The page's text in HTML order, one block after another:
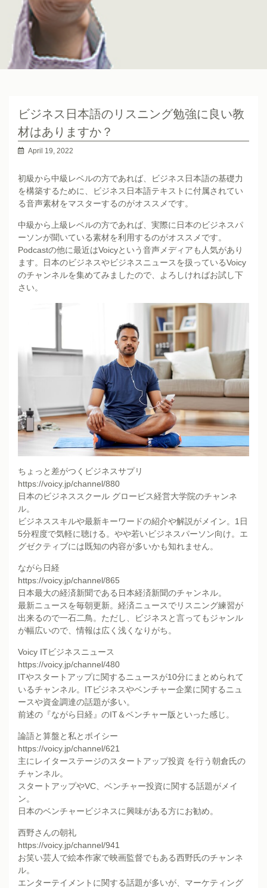
ビジネス日本語のリスニング勉強に良い教
材はありますか？
April 19, 2022
初級から中級レベルの方であれば、ビジネス日本語の基礎力
を構築するために、ビジネス日本語テキストに付属されてい
る音声素材をマスターするのがオススメです。
中級から上級レベルの方であれば、実際に日本のビジネスパ
ーソンが聞いている素材を利用するのがオススメです。
Podcastの他に最近はVoicyという音声メディアも人気があり
ます。日本のビジネスやビジネスニュースを扱っているVoicy
のチャンネルを集めてみましたので、よろしければお試し下
さい。
ちょっと差がつくビジネスサプリ
https://voicy.jp/channel/880
日本のビジネススクール グロービス経営大学院のチャンネ
ル。
ビジネススキルや最新キーワードの紹介や解説がメイン。1日
5分程度で気軽に聴ける。やや若いビジネスパーソン向け。エ
グゼクティブには既知の内容が多いかも知れません。
ながら日経
https://voicy.jp/channel/865
日本最大の経済新聞である日本経済新聞のチャンネル。
最新ニュースを毎朝更新。経済ニュースでリスニング練習が
出来るので一石二鳥。ただし、ビジネスと言ってもジャンル
が幅広いので、情報は広く浅くなりがち。
Voicy ITビジネスニュース
https://voicy.jp/channel/480
ITやスタートアップに関するニュースが10分にまとめられて
いるチャンネル。ITビジネスやベンチャー企業に関するニュ
ースや資金調達の話題が多い。
前述の『ながら日経』のIT＆ベンチャー版といった感じ。
論語と算盤と私とボイシー
https://voicy.jp/channel/621
主にレイターステージのスタートアップ投資 を行う朝倉氏の
チャンネル。
スタートアップやVC、ベンチャー投資に関する話題がメイ
ン。
日本のベンチャービジネスに興味がある方にお勧め。
西野さんの朝礼
https://voicy.jp/channel/941
お笑い芸人で絵本作家で映画監督でもある西野氏のチャンネ
ル。
エンターテイメントに関する話題が多いが、マーケティング